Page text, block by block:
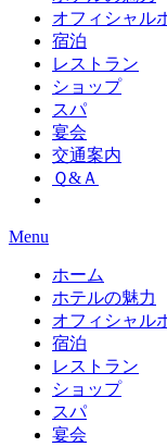
オフィシャル
宿泊
レストラン
ショップ
スパ
宴会
交通案内
Ｑ&Ａ
Menu
ホーム
ホテルの魅力
オフィシャル
宿泊
レストラン
ショップ
スパ
宴会